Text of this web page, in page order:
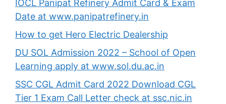
IOCL Panipat Refinery Admit Card & Exam
Date at www.panipatrefinery.in
How to get Hero Electric Dealership
DU SOL Admission 2022 – School of Open
Learning apply at www.sol.du.ac.in
SSC CGL Admit Card 2022 Download CGL
Tier 1 Exam Call Letter check at ssc.nic.in